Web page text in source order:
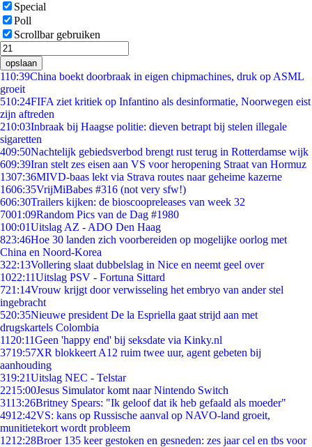
Special
Poll
Scrollbar gebruiken
opslaan
110:39China boekt doorbraak in eigen chipmachines, druk op ASML
groeit
510:24FIFA ziet kritiek op Infantino als desinformatie, Noorwegen eist
zijn aftreden
210:03Inbraak bij Haagse politie: dieven betrapt bij stelen illegale
sigaretten
409:50Nachtelijk gebiedsverbod brengt rust terug in Rotterdamse wijk
609:39Iran stelt zes eisen aan VS voor heropening Straat van Hormuz
1307:36MIVD-baas lekt via Strava routes naar geheime kazerne
1606:35VrijMiBabes #316 (not very sfw!)
606:30Trailers kijken: de bioscoopreleases van week 32
7001:09Random Pics van de Dag #1980
100:01Uitslag AZ - ADO Den Haag
823:46Hoe 30 landen zich voorbereiden op mogelijke oorlog met
China en Noord-Korea
322:13Vollering slaat dubbelslag in Nice en neemt geel over
1022:11Uitslag PSV - Fortuna Sittard
721:14Vrouw krijgt door verwisseling het embryo van ander stel
ingebracht
520:35Nieuwe president De la Espriella gaat strijd aan met
drugskartels Colombia
11 20:11Geen 'happy end' bij seksdate via Kinky.nl
3719:57XR blokkeert A12 ruim twee uur, agent gebeten bij
aanhouding
319:21Uitslag NEC - Telstar
2215:00Jesus Simulator komt naar Nintendo Switch
3113:26Britney Spears: "Ik geloof dat ik heb gefaald als moeder"
4912:42VS: kans op Russische aanval op NAVO-land groeit,
munitietekort wordt probleem
1212:28Broer 135 keer gestoken en gesneden: zes jaar cel en tbs voor